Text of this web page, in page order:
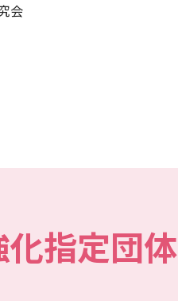
会
化指定団体